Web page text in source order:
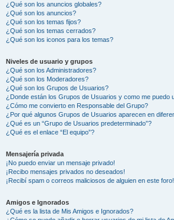
¿Qué son los anuncios globales?
¿Qué son los anuncios?
¿Qué son los temas fijos?
¿Qué son los temas cerrados?
¿Qué son los iconos para los temas?
Niveles de usuario y grupos
¿Qué son los Administradores?
¿Qué son los Moderadores?
¿Qué son los Grupos de Usuarios?
¿Donde están los Grupos de Usuarios y como me puedo
¿Cómo me convierto en Responsable del Grupo?
¿Por qué algunos Grupos de Usuarios aparecen en
¿Qué es un “Grupo de Usuarios predeterminado”?
¿Qué es el enlace “El equipo”?
Mensajería privada
¡No puedo enviar un mensaje privado!
¡Recibo mensajes privados no deseados!
¡Recibí spam o correos maliciosos de alguien en este foro!
Amigos e Ignorados
¿Qué es la lista de Mis Amigos e Ignorados?